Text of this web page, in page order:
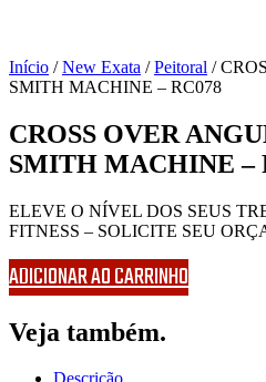
Início /New Exata /Peitoral /
SMITH MACHINE – RC078
CROSS OVER
SMITH MACHINE –
ELEVE O NÍVEL DOS SEUS
FITNESS – SOLICITE SEU
ADICIONAR AO CARRINHO
Veja também.